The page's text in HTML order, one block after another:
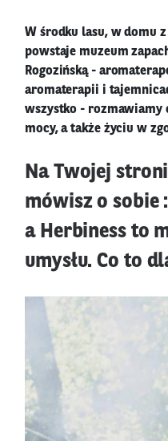
W środku lasu, w domu
powstaje muzeum
Rogozińską -
aromaterapii i
wszystko - rozmawiamy
mocy, a także życiu w
Na Twojej
mówisz o sobie
a Herbiness to
umysłu. Co to